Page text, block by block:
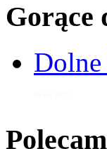
Gorące